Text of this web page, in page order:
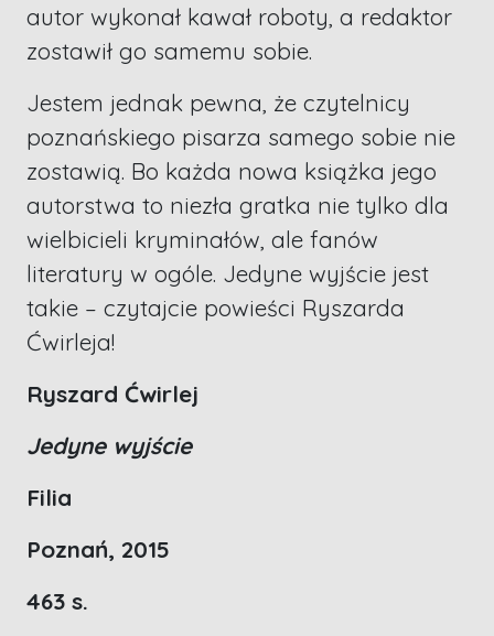
autor wykonał kawał roboty, a redaktor
zostawił go samemu sobie.
Jestem jednak pewna, że czytelnicy
poznańskiego pisarza samego sobie nie
zostawią. Bo każda nowa książka jego
autorstwa to niezła gratka nie tylko dla
wielbicieli kryminałów, ale fanów
literatury w ogóle. Jedyne wyjście jest
takie – czytajcie powieści Ryszarda
Ćwirleja!
Ryszard Ćwirlej
Jedyne wyjście
Filia
Poznań, 2015
463 s.